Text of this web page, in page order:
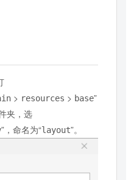
> resources > base”
夹，选
”，命名为“layout”。